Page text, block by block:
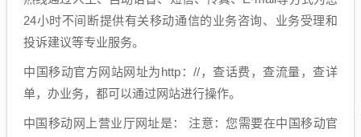
24小时不间断提供有关移动通信的业务咨询、业务受理和
投诉建议等专业服务。
中国移动官方网站网址为http：//，查话费，查流量，查详
单，办业务，都可以通过网站进行操作。
中国移动网上营业厅网址是： 注意：您需要在中国移动官